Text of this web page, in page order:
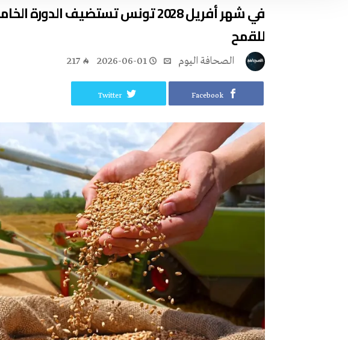
في شهر أفريل 2028 تونس تستضيف
للقمح
2026-06-01
217
Facebook
Twitter